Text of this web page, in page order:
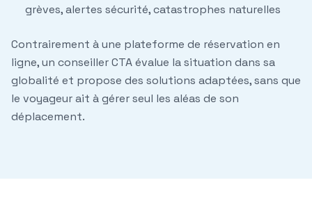
grèves, alertes sécurité, catastrophes naturelles
Contrairement à une plateforme de réservation en
ligne, un conseiller CTA évalue la situation dans sa
globalité et propose des solutions adaptées, sans que
le voyageur ait à gérer seul les aléas de son
déplacement.